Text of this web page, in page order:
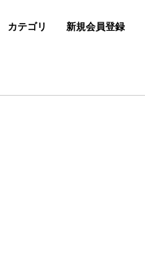
カテゴリ 新規会員登録